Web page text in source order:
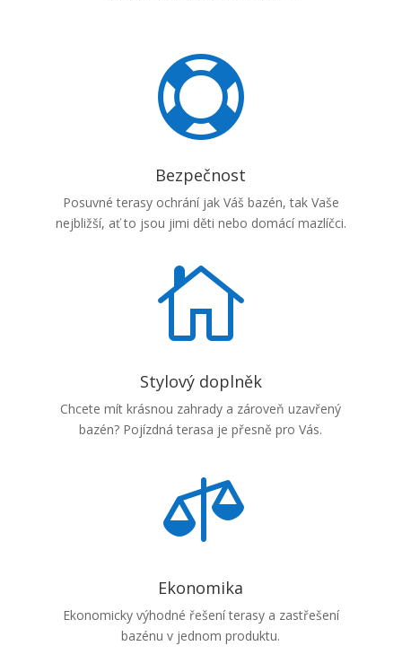

Bezpečnost
Posuvné terasy ochrání jak Váš bazén, tak Vaše
nejbližší, ať to jsou jimi děti nebo domácí mazlíčci.

Stylový doplněk
Chcete mít krásnou zahrady a zároveň uzavřený
bazén? Pojízdná terasa je přesně pro Vás.

Ekonomika
Ekonomicky výhodné řešení terasy a zastřešení
bazénu v jednom produktu.